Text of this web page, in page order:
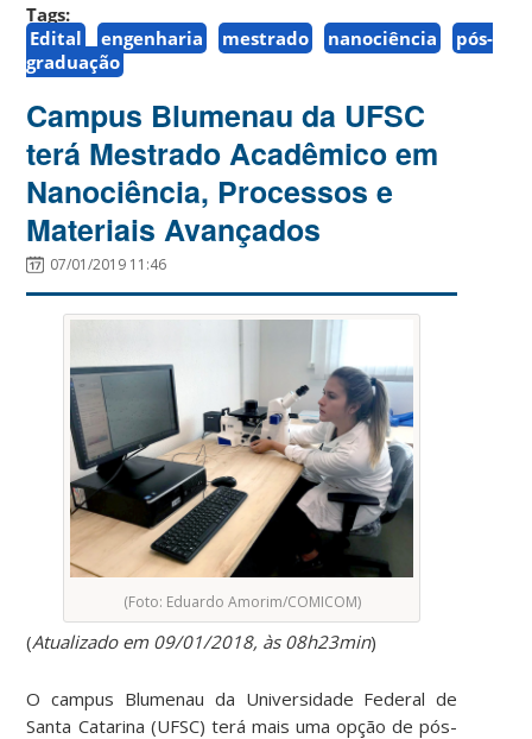
Tags:
Edital
engenharia mestrado nanociência
pós-
graduação
Campus Blumenau da UFSC
terá Mestrado Acadêmico em
Nanociência, Processos e
Materiais Avançados
07/01/2019 11:46
(Foto: Eduardo Amorim/COMICOM)
(Atualizado em 09/01/2018, às 08h23min)
O campus Blumenau da Universidade Federal de
Santa Catarina (UFSC) terá mais uma opção de pós-